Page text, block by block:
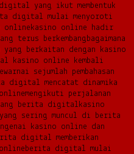
yang ikut membentuk
digital mulai menyoroti
online kasino online hadir
terus berkembang bagaimana
berkaitan dengan kasino
kasino online kembali
sejumlah pembahasan
digital mencatat dinamika
mengikuti perjalanan
berita digital kasino
sering muncul di berita
kasino online dan
digital memberikan
berita digital mulai